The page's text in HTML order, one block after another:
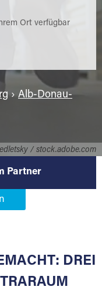
/ stock.adobe.com
Ort verfügbar
› Alb-Donau-
Partner
Partner in
zur Miete, der
gebaut
DREI